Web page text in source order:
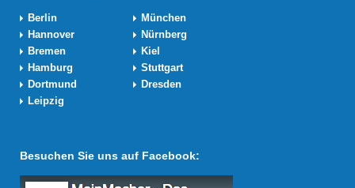
Berlin
München
Hannover
Nürnberg
Bremen
Kiel
Hamburg
Stuttgart
Dortmund
Dresden
Leipzig
Besuchen Sie uns auf Facebook: